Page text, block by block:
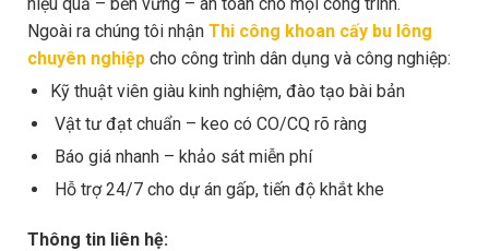
Ngoài ra chúng tôi nhận Thi công khoan cấy bu lông
chuyên nghiệp cho công trình dân dụng và công nghiệp:
Kỹ thuật viên giàu kinh nghiệm, đào tạo bài bản
Vật tư đạt chuẩn – keo có CO/CQ rõ ràng
Báo giá nhanh – khảo sát miễn phí
Hỗ trợ 24/7 cho dự án gấp, tiến độ khắt khe
Thông tin liên hệ: